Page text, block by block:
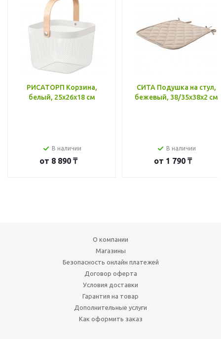
РИСАТОРП Корзина,
белый, 25x26x18 см
В наличии
от 8 890 ₸
СИТА Подушка на стул,
бежевый, 38/35x38x2 см
В наличии
от 1 790 ₸
О компании
Магазины
Безопасность онлайн платежей
Договор оферта
Условия доставки
Гарантия на товар
Дополнительные услуги
Как оформить заказ